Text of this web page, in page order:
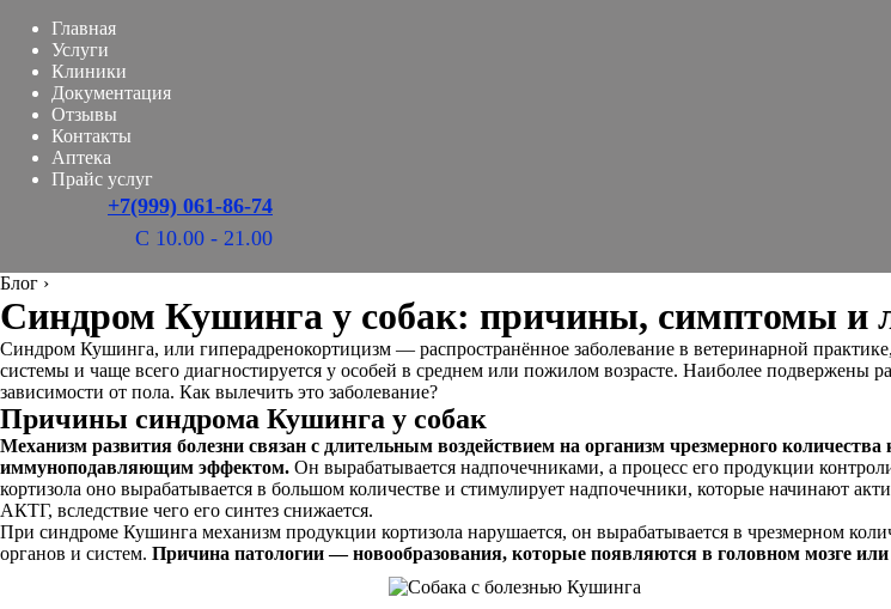
Главная
Услуги
Клиники
Документация
Отзывы
Контакты
Аптека
Прайс услуг
+7(999) 061-86-74
С 10.00 - 21.00
Блог ›
Синдром Кушинга у собак: причины, симптомы и
Синдром Кушинга, или гиперадренокортицизм — распространённое заболевание в ветеринарной
системы и чаще всего диагностируется у особей в среднем или пожилом возрасте. Наиболее подвержены
зависимости от пола. Как вылечить это заболевание?
Причины синдрома Кушинга у собак
Механизм развития болезни связан с длительным воздействием на организм чрезмерного
иммуноподавляющим эффектом. Он вырабатывается надпочечниками, а процесс его продукции
кортизола оно вырабатывается в большом количестве и стимулирует надпочечники, которые начинают
АКТГ, вследствие чего его синтез снижается.
При синдроме Кушинга механизм продукции кортизола нарушается, он вырабатывается в чрезмерном
органов и систем. Причина патологии — новообразования, которые появляются в головном мозге